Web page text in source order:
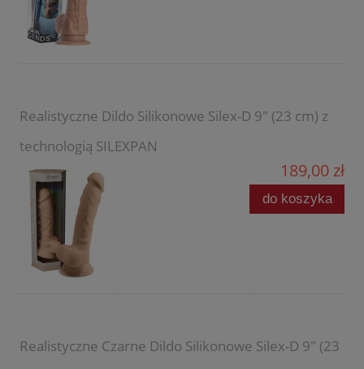
Realistyczne Dildo Silikonowe Silex-D 9" (23 cm) z
technologią SILEXPAN
189,00 zł
do koszyka
Realistyczne Czarne Dildo Silikonowe Silex-D 9" (23